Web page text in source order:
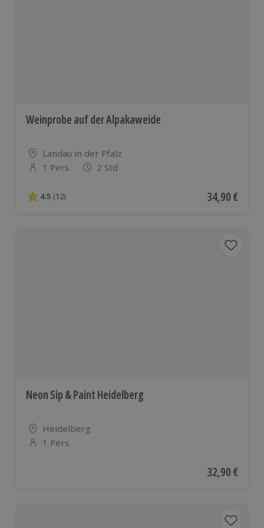
Weinprobe auf der Alpakaweide
Standort
Landau in der Pfalz
Anzahl der Teilnehmer
1 Pers. 2 Std
4.5 von 5 Sternen basierend auf 12 Bewertungen
4.5 (12) Aktueller
34,90 €
Neon Sip & Paint Heidelberg
Standort
Heidelberg
Anzahl der Teilnehmer
1 Pers.
Aktueller
32,90 €